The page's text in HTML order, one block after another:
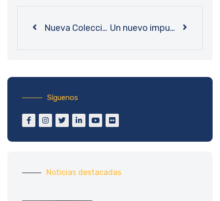
Nueva Colección Autoras: Bibliotecas UdeC adquiere más de 300 libros escritos por mujeres Un nuevo impulso a la ciencia abierta: UdeC elabora propuesta colaborativa para brindar una mejor Gestión de Datos
Síguenos
Noticias destacadas